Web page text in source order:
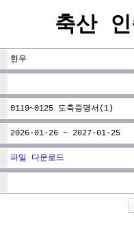
축산
한우
0119~0125 도축증명서(1)
2026-01-26 ~ 2027-01-25
파일 다운로드